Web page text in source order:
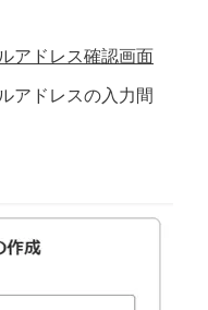
アドレス確認画面
アドレスの入力間